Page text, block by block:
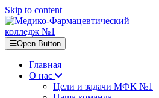
Skip to content
Open Button
Главная
О нас
Цели и задачи МФК №1